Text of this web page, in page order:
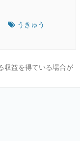
うきゅう
収益を得ている場合が